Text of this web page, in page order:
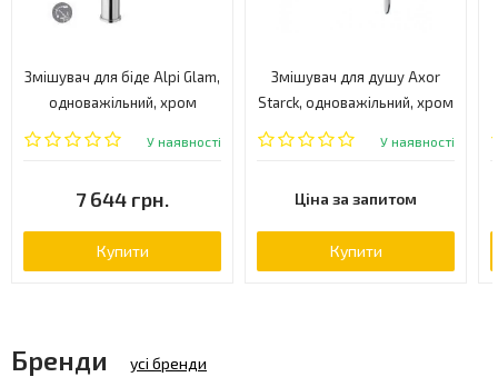
Змішувач для біде Alpi Glam,
одноважільний, хром
(GL78321CR)
У наявності
7 644 грн.
Купити
Змішувач для душу Axor
Starck, одноважільний, хром
(10615000)
У наявності
Ціна за запитом
Купити
Бренди усі бренди